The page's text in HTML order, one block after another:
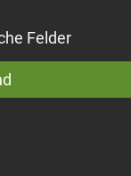
Felder